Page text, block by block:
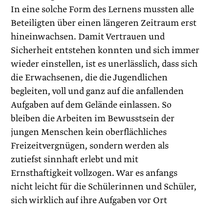
In eine solche Form des Lernens mussten alle
Beteiligten über ­einen längeren Zeitraum erst
hineinwachsen. Damit Vertrauen und
Sicherheit entstehen konnten und sich immer
wieder einstellen, ist es unerlässlich, dass sich
die Erwachsenen, die die Jugendlichen
begleiten, voll und ganz auf die anfallenden
Aufgaben auf dem Gelände einlassen. So
bleiben die Arbeiten im Bewusstsein der
jungen Menschen kein oberflächliches
Freizeitvergnügen, sondern werden als
zutiefst sinnhaft erlebt und mit
Ernsthaftigkeit vollzogen. War es anfangs
nicht leicht für die Schülerinnen und Schüler,
sich wirklich auf ihre Aufgaben vor Ort